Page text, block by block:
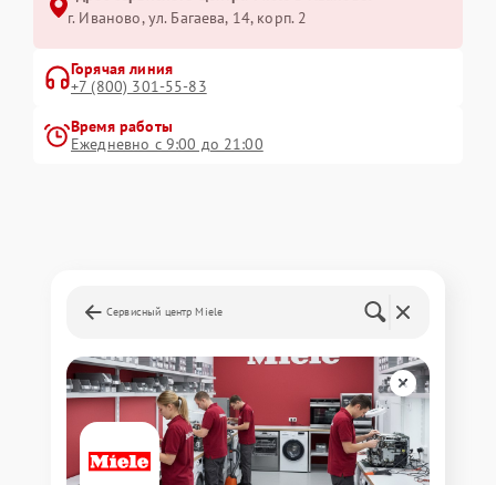
г. Иваново, ул. Багаева, 14, корп. 2
Горячая линия
+7 (800) 301-55-83
Время работы
Ежедневно с 9:00 до 21:00
Сервисный центр Miele